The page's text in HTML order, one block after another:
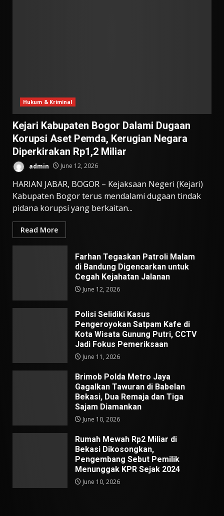
Hukum & Kriminal
Kejari Kabupaten Bogor Dalami Dugaan
Korupsi Aset Pemda, Kerugian Negara
Diperkirakan Rp1,2 Miliar
admin June 12, 2026
HARIAN JABAR, BOGOR – Kejaksaan Negeri (Kejari)
Kabupaten Bogor terus mendalami dugaan tindak
pidana korupsi yang berkaitan...
Read More
Farhan Tegaskan Patroli Malam
di Bandung Digencarkan untuk
Cegah Kejahatan Jalanan
June 12, 2026
Polisi Selidiki Kasus
Pengeroyokan Satpam Kafe di
Kota Wisata Gunung Putri, CCTV
Jadi Fokus Pemeriksaan
June 11, 2026
Brimob Polda Metro Jaya
Gagalkan Tawuran di Babelan
Bekasi, Dua Remaja dan Tiga
Sajam Diamankan
June 10, 2026
Rumah Mewah Rp2 Miliar di
Bekasi Dikosongkan,
Pengembang Sebut Pemilik
Menunggak KPR Sejak 2024
June 10, 2026